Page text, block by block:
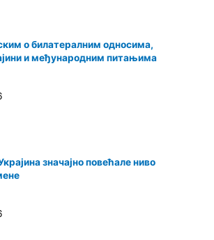
о билатералним односима,
и међународним питањима
значајно повећале ниво